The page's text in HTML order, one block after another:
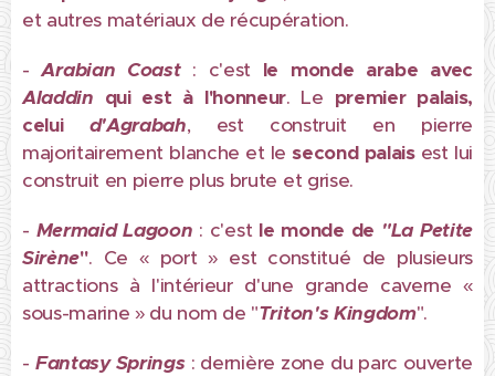
et autres matériaux de récupération.
-Arabian Coast : c'est le monde arabe avec
Aladdin qui est à l'honneur. Le premier palais,
celui d'Agrabah, est construit en pierre
majoritairement blanche et lesecond palais est lui
construit en pierre plus brute et grise.
- Mermaid Lagoon : c'estle monde de "La Petite
Sirène". Ce « port » est constitué de plusieurs
attractions à l'intérieur d'une grande caverne «
sous-marine » du nom de "Triton's Kingdom".
- Fantasy Springs : dernière zone du parc ouverte